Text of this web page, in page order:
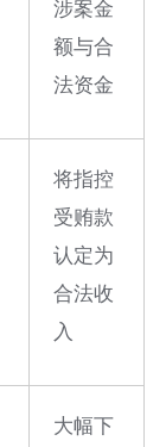
涉案金
额与合
法资金
将指控
受贿款
认定为
合法收
入
大幅下